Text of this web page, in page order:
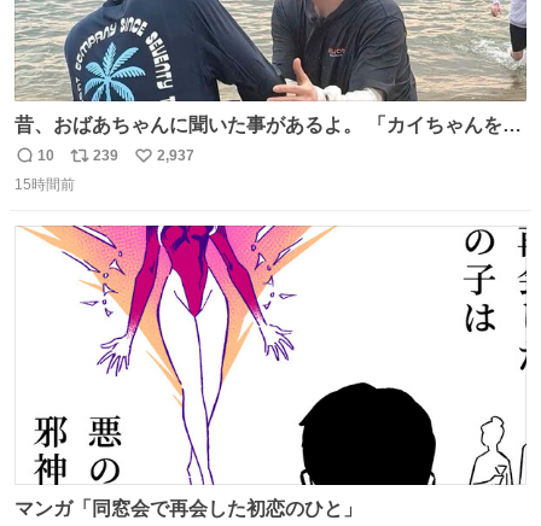
昔、おばあちゃんに聞いた事があるよ。 「カイちゃんをい
じめると、アイツが海から上がって来るぞ。」って。
返
信
10
リ
ポ
ト
数
239
い
数
2,937
15時間前
マンガ「同窓会で再会した初恋のひと」